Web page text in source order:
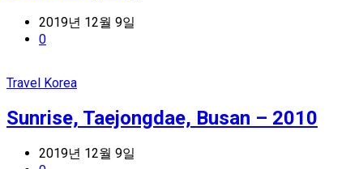
2019년 12월 9일
0
Travel Korea
Sunrise, Taejongdae, Busan – 2010
2019년 12월 9일